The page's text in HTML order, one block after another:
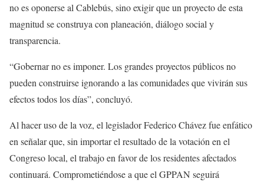
no es oponerse al Cablebús, sino exigir que un proyecto de esta
magnitud se construya con planeación, diálogo social y
transparencia.
“Gobernar no es imponer. Los grandes proyectos públicos no
pueden construirse ignorando a las comunidades que vivirán sus
efectos todos los días”, concluyó.
Al hacer uso de la voz, el legislador Federico Chávez fue enfático
en señalar que, sin importar el resultado de la votación en el
Congreso local, el trabajo en favor de los residentes afectados
continuará. Comprometiéndose a que el GPPAN seguirá